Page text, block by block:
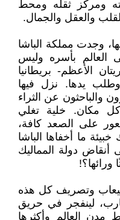
ومركز ثقله ومحط
والعقل والجمال.
وجدت مملكة الباشا
العالم بأسره وليس
الأعظم- بريطانيا
يدها. نزل فيها
والباحثون عن الثراء
مكان. خلية تغلي
على الصعد كافة،
ما أخفاها الباشا
أنقاض دولة المماليك
ورائها؟!
وتصريف كل هذه
لينفجر في حريق
مدن العالم وأكثرها